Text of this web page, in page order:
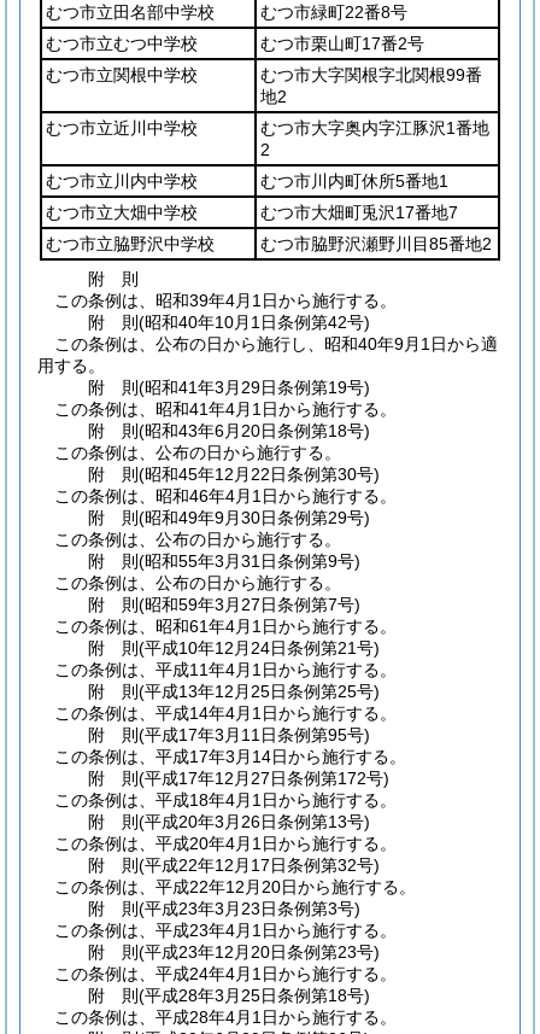
むつ市立田名部中学校
むつ市緑町22番8号
むつ市立むつ中学校
むつ市栗山町17番2号
むつ市立関根中学校
むつ市大字関根字北関根99番
地2
むつ市立近川中学校
むつ市大字奥内字江豚沢1番地
2
むつ市立川内中学校
むつ市川内町休所5番地1
むつ市立大畑中学校
むつ市大畑町兎沢17番地7
むつ市立脇野沢中学校
むつ市脇野沢瀬野川目85番地2
附 則
この条例は、昭和39年4月1日から施行する。
附 則(昭和40年10月1日条例第42号)
この条例は、公布の日から施行し、昭和40年9月1日から適
用する。
附 則(昭和41年3月29日条例第19号)
この条例は、昭和41年4月1日から施行する。
附 則(昭和43年6月20日条例第18号)
この条例は、公布の日から施行する。
附 則(昭和45年12月22日条例第30号)
この条例は、昭和46年4月1日から施行する。
附 則(昭和49年9月30日条例第29号)
この条例は、公布の日から施行する。
附 則(昭和55年3月31日条例第9号)
この条例は、公布の日から施行する。
附 則(昭和59年3月27日条例第7号)
この条例は、昭和61年4月1日から施行する。
附 則(平成10年12月24日条例第21号)
この条例は、平成11年4月1日から施行する。
附 則(平成13年12月25日条例第25号)
この条例は、平成14年4月1日から施行する。
附 則(平成17年3月11日条例第95号)
この条例は、平成17年3月14日から施行する。
附 則(平成17年12月27日条例第172号)
この条例は、平成18年4月1日から施行する。
附 則(平成20年3月26日条例第13号)
この条例は、平成20年4月1日から施行する。
附 則(平成22年12月17日条例第32号)
この条例は、平成22年12月20日から施行する。
附 則(平成23年3月23日条例第3号)
この条例は、平成23年4月1日から施行する。
附 則(平成23年12月20日条例第23号)
この条例は、平成24年4月1日から施行する。
附 則(平成28年3月25日条例第18号)
この条例は、平成28年4月1日から施行する。